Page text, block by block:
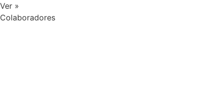
Ver »
Colaboradores